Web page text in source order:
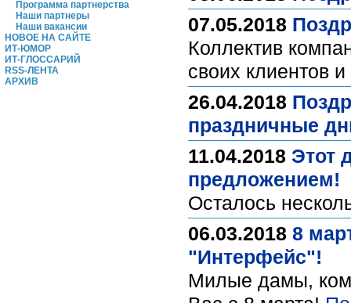
Программа партнерства
Наши партнеры
Наши вакансии
НОВОЕ НА САЙТЕ
ИТ-ЮМОР
ИТ-ГЛОССАРИЙ
RSS-ЛЕНТА
АРХИВ
07.05.2018
Коллектив
своих клиентов
26.04.2018
праздничные
11.04.2018 Этот
предложением!
Осталось
06.03.2018 8
"Интерфейс"!
Милые дамы,